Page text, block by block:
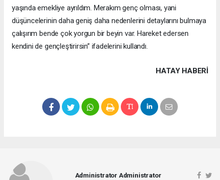
yaşında emekliye ayrıldım. Merakım genç olması, yani
düşüncelerinin daha geniş daha nedenlerini detaylarını bulmaya
çalışırım bende çok yorgun bir beyin var. Hareket edersen
kendini de gençleştirirsin” ifadelerini kullandı.
HATAY HABERİ
Administrator Administrator